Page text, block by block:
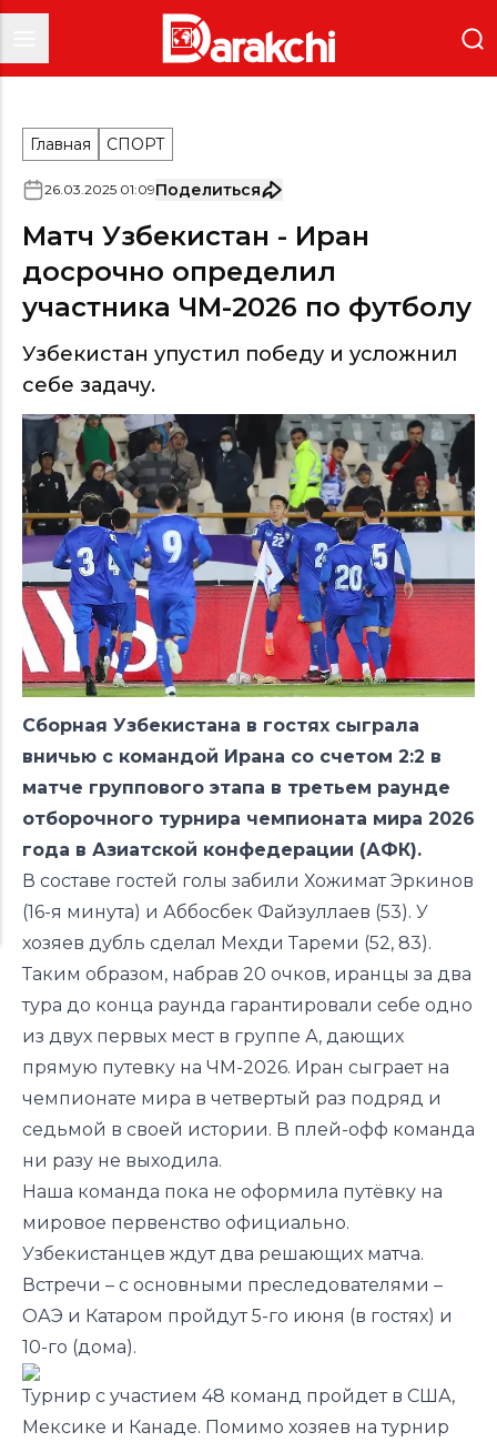
Главная СПОРТ
26.03.2025 01:09Поделиться
Матч Узбекистан - Иран
досрочно определил
участника ЧМ-2026 по футболу
Узбекистан упустил победу и усложнил
себе задачу.
Сборная Узбекистана в гостях сыграла
вничью с командой Ирана со счетом 2:2 в
матче группового этапа в третьем раунде
отборочного турнира чемпионата мира 2026
года в Азиатской конфедерации (АФК).
В составе гостей голы забили Хожимат Эркинов
(16-я минута) и Аббосбек Файзуллаев (53). У
хозяев дубль сделал Мехди Тареми (52, 83).
Таким образом, набрав 20 очков, иранцы за два
тура до конца раунда гарантировали себе одно
из двух первых мест в группе А, дающих
прямую путевку на ЧМ-2026. Иран сыграет на
чемпионате мира в четвертый раз подряд и
седьмой в своей истории. В плей-офф команда
ни разу не выходила.
Наша команда пока не оформила путёвку на
мировое первенство официально.
Узбекистанцев ждут два решающих матча.
Встречи – с основными преследователями –
ОАЭ и Катаром пройдут 5-го июня (в гостях) и
10-го (дома).
Турнир с участием 48 команд пройдет в США,
Мексике и Канаде. Помимо хозяев на турнир